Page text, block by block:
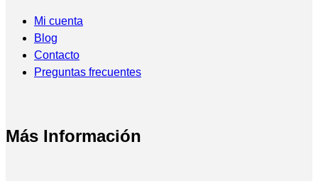
Mi cuenta
Blog
Contacto
Preguntas frecuentes
Más Información